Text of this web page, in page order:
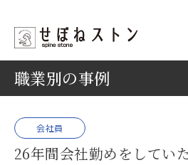
職業別の事例
会社員
26年間会社勤めをしてい